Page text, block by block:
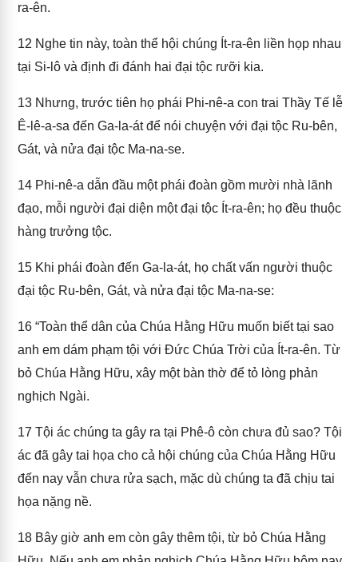
ra-ên.
12 Nghe tin này, toàn thể hội chúng Ít-ra-ên liền họp nhau
tại Si-lô và định đi đánh hai đại tộc rưỡi kia.
13 Nhưng, trước tiên họ phái Phi-nê-a con trai Thầy Tế lễ
Ê-lê-a-sa đến Ga-la-át để nói chuyện với đại tộc Ru-bên,
Gát, và nửa đại tộc Ma-na-se.
14 Phi-nê-a dẫn đầu một phái đoàn gồm mười nhà lãnh
đạo, mỗi người đại diện một đại tộc Ít-ra-ên; họ đều thuộc
hàng trưởng tộc.
15 Khi phái đoàn đến Ga-la-át, họ chất vấn người thuộc
đại tộc Ru-bên, Gát, và nửa đại tộc Ma-na-se:
16 “Toàn thể dân của Chúa Hằng Hữu muốn biết tại sao
anh em dám phạm tội với Đức Chúa Trời của Ít-ra-ên. Từ
bỏ Chúa Hằng Hữu, xây một bàn thờ để tỏ lòng phản
nghịch Ngài.
17 Tội ác chúng ta gây ra tại Phê-ô còn chưa đủ sao? Tội
ác đã gây tai họa cho cả hội chúng của Chúa Hằng Hữu
đến nay vẫn chưa rửa sạch, mặc dù chúng ta đã chịu tai
họa nặng nề.
18 Bây giờ anh em còn gây thêm tội, từ bỏ Chúa Hằng